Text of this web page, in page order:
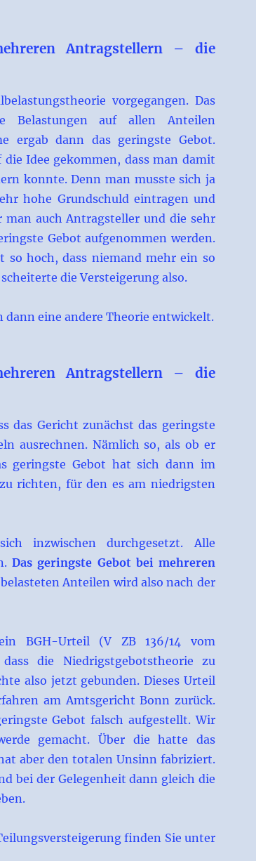
Antragstellern – die
vorgegangen. Das
Belastungen auf allen Anteilen
ergab dann das geringste Gebot.
Idee gekommen, dass man damit
konnte. Denn man musste sich ja
hohe Grundschuld eintragen und
auch Antragsteller und die sehr
Gebot aufgenommen werden.
so hoch, dass niemand mehr ein so
die Versteigerung also.
dann eine andere Theorie entwickelt.
Antragstellern – die
das Gericht zunächst das geringste
ausrechnen. Nämlich so, als ob er
geringste Gebot hat sich dann im
richten, für den es am niedrigsten
inzwischen durchgesetzt. Alle
Das geringste Gebot bei mehreren
Anteilen wird also nach der
BGH-Urteil (V ZB 136/14 vom
die Niedrigstgebotstheorie zu
also jetzt gebunden. Dieses Urteil
am Amtsgericht Bonn zurück.
Gebot falsch aufgestellt. Wir
gemacht. Über die hatte das
aber den totalen Unsinn fabriziert.
bei der Gelegenheit dann gleich die
finden Sie unter